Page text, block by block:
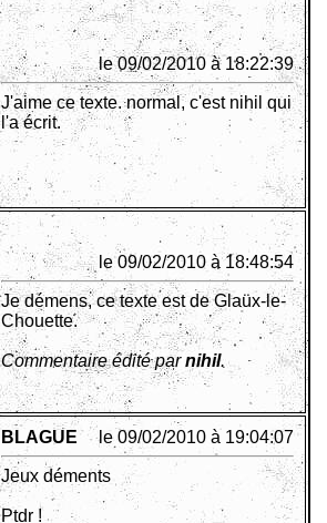
le 09/02/2010 à 18:22:39
J'aime ce texte. normal, c'est nihil qui
l'a écrit.
le 09/02/2010 à 18:48:54
Je démens, ce texte est de Glaüx-le-
Chouette.
Commentaire édité parnihil.
BLAGUE le 09/02/2010 à 19:04:07
Jeux déments
Ptdr !